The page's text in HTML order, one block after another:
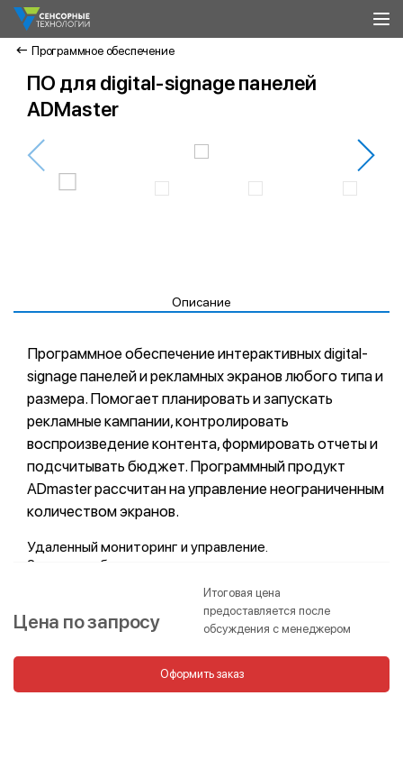
Программное обеспечение
ПО для digital-signage панелей
ADMaster
Описание
Программное обеспечение интерактивных digital-
signage панелей и рекламных экранов любого типа и
размера. Помогает планировать и запускать
рекламные кампании, контролировать
воспроизведение контента, формировать отчеты и
подсчитывать бюджет. Программный продукт
ADmaster рассчитан на управление неограниченным
количеством экранов.
Удаленный мониторинг и управление.
2 личных кабинета — для партнера и рекламодателя.
Сбор статистики, формирование отчетов.
Цена по запросу
Итоговая цена
предоставляется после
обсуждения с менеджером
Оформить заказ